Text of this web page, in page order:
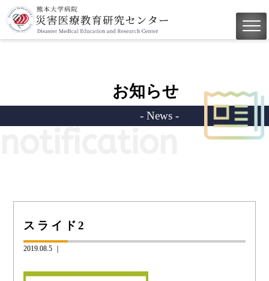
お知らせ
- News -
スライド2
2019.08.5 ｜